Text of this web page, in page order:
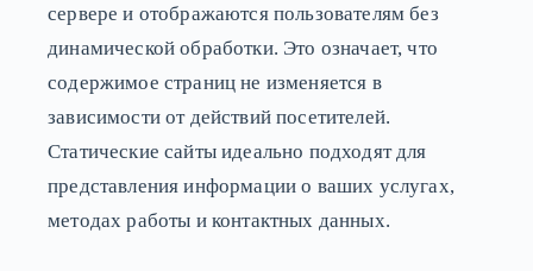
сервере и отображаются пользователям без
динамической обработки. Это означает, что
содержимое страниц не изменяется в
зависимости от действий посетителей.
Статические сайты идеально подходят для
представления информации о ваших услугах,
методах работы и контактных данных.